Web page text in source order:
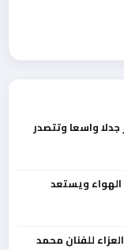
واسعا وتتصدر
ويستعد
للفنان محمد